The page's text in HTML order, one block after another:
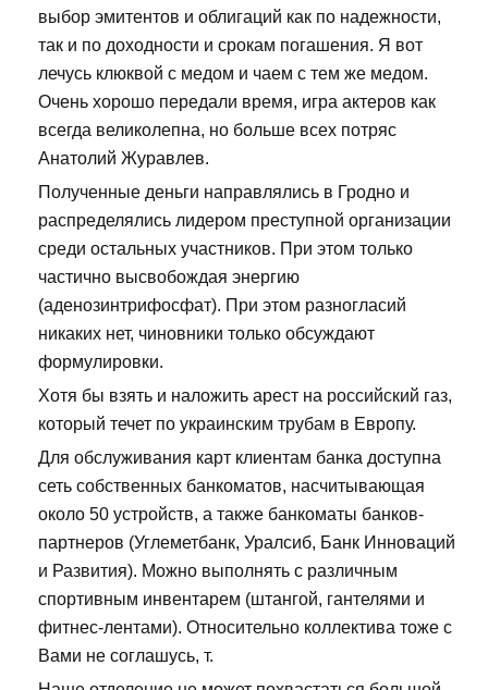
выбор эмитентов и облигаций как по надежности,
так и по доходности и срокам погашения. Я вот
лечусь клюквой с медом и чаем с тем же медом.
Очень хорошо передали время, игра актеров как
всегда великолепна, но больше всех потряс
Анатолий Журавлев.
Полученные деньги направлялись в Гродно и
распределялись лидером преступной организации
среди остальных участников. При этом только
частично высвобождая энергию
(аденозинтрифосфат). При этом разногласий
никаких нет, чиновники только обсуждают
формулировки.
Хотя бы взять и наложить арест на российский газ,
который течет по украинским трубам в Европу.
Для обслуживания карт клиентам банка доступна
сеть собственных банкоматов, насчитывающая
около 50 устройств, а также банкоматы банков-
партнеров (Углеметбанк, Уралсиб, Банк Инноваций
и Развития). Можно выполнять с различным
спортивным инвентарем (штангой, гантелями и
фитнес-лентами). Относительно коллектива тоже с
Вами не соглашусь, т.